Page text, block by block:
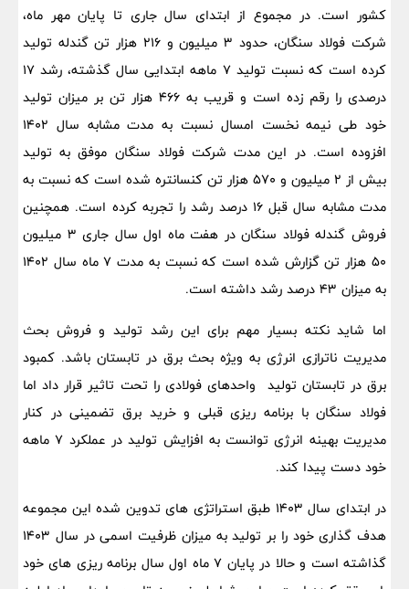
کشور است. در مجموع از ابتدای سال جاری تا پایان مهر ماه،
شرکت فولاد سنگان، حدود 3 میلیون و 216 هزار تن گندله تولید
کرده است که نسبت تولید 7 ماهه ابتدایی سال گذشته، رشد 17
درصدی را رقم زده است و قریب به 466 هزار تن بر میزان تولید
خود طی نیمه نخست امسال نسبت به مدت مشابه سال 1402
افزوده است. در این مدت شرکت فولاد سنگان موفق به تولید
بیش از 2 میلیون و 570 هزار تن کنسانتره شده است که نسبت به
مدت مشابه سال قبل 16 درصد رشد را تجربه کرده است. همچنین
فروش گندله فولاد سنگان در هفت ماه اول سال جاری 3 میلیون
50 هزار تن گزارش شده است که نسبت به مدت 7 ماه سال 1402
به میزان 43 درصد رشد داشته است.
اما شاید نکته بسیار مهم برای این رشد تولید و فروش بحث
مدیریت ناترازی انرژی به ویژه بحث برق در تابستان باشد. کمبود
برق در تابستان تولید واحدهای فولادی را تحت تاثیر قرار داد اما
فولاد سنگان با برنامه ریزی قبلی و خرید برق تضمینی در کنار
مدیریت بهینه انرژی توانست به افزایش تولید در عملکرد 7 ماهه
خود دست پیدا کند.
در ابتدای سال 1403 طبق استراتژی های تدوین شده این مجموعه
هدف گذاری خود را بر تولید به میزان ظرفیت اسمی در سال 1403
گذاشته است و حالا در پایان 7 ماه اول سال برنامه ریزی های خود